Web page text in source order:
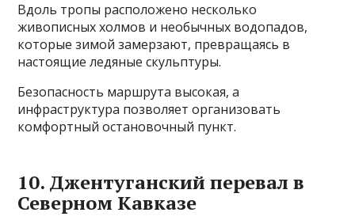
Вдоль тропы расположено несколько
живописных холмов и необычных водопадов,
которые зимой замерзают, превращаясь в
настоящие ледяные скульптуры.
Безопасность маршрута высокая, а
инфраструктура позволяет организовать
комфортный остановочный пункт.
10. Джентуганский перевал в
Северном Кавказе